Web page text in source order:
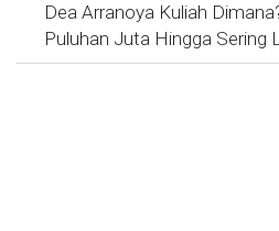
Dea Arranoya Kuliah
Puluhan Juta Hingga Sering